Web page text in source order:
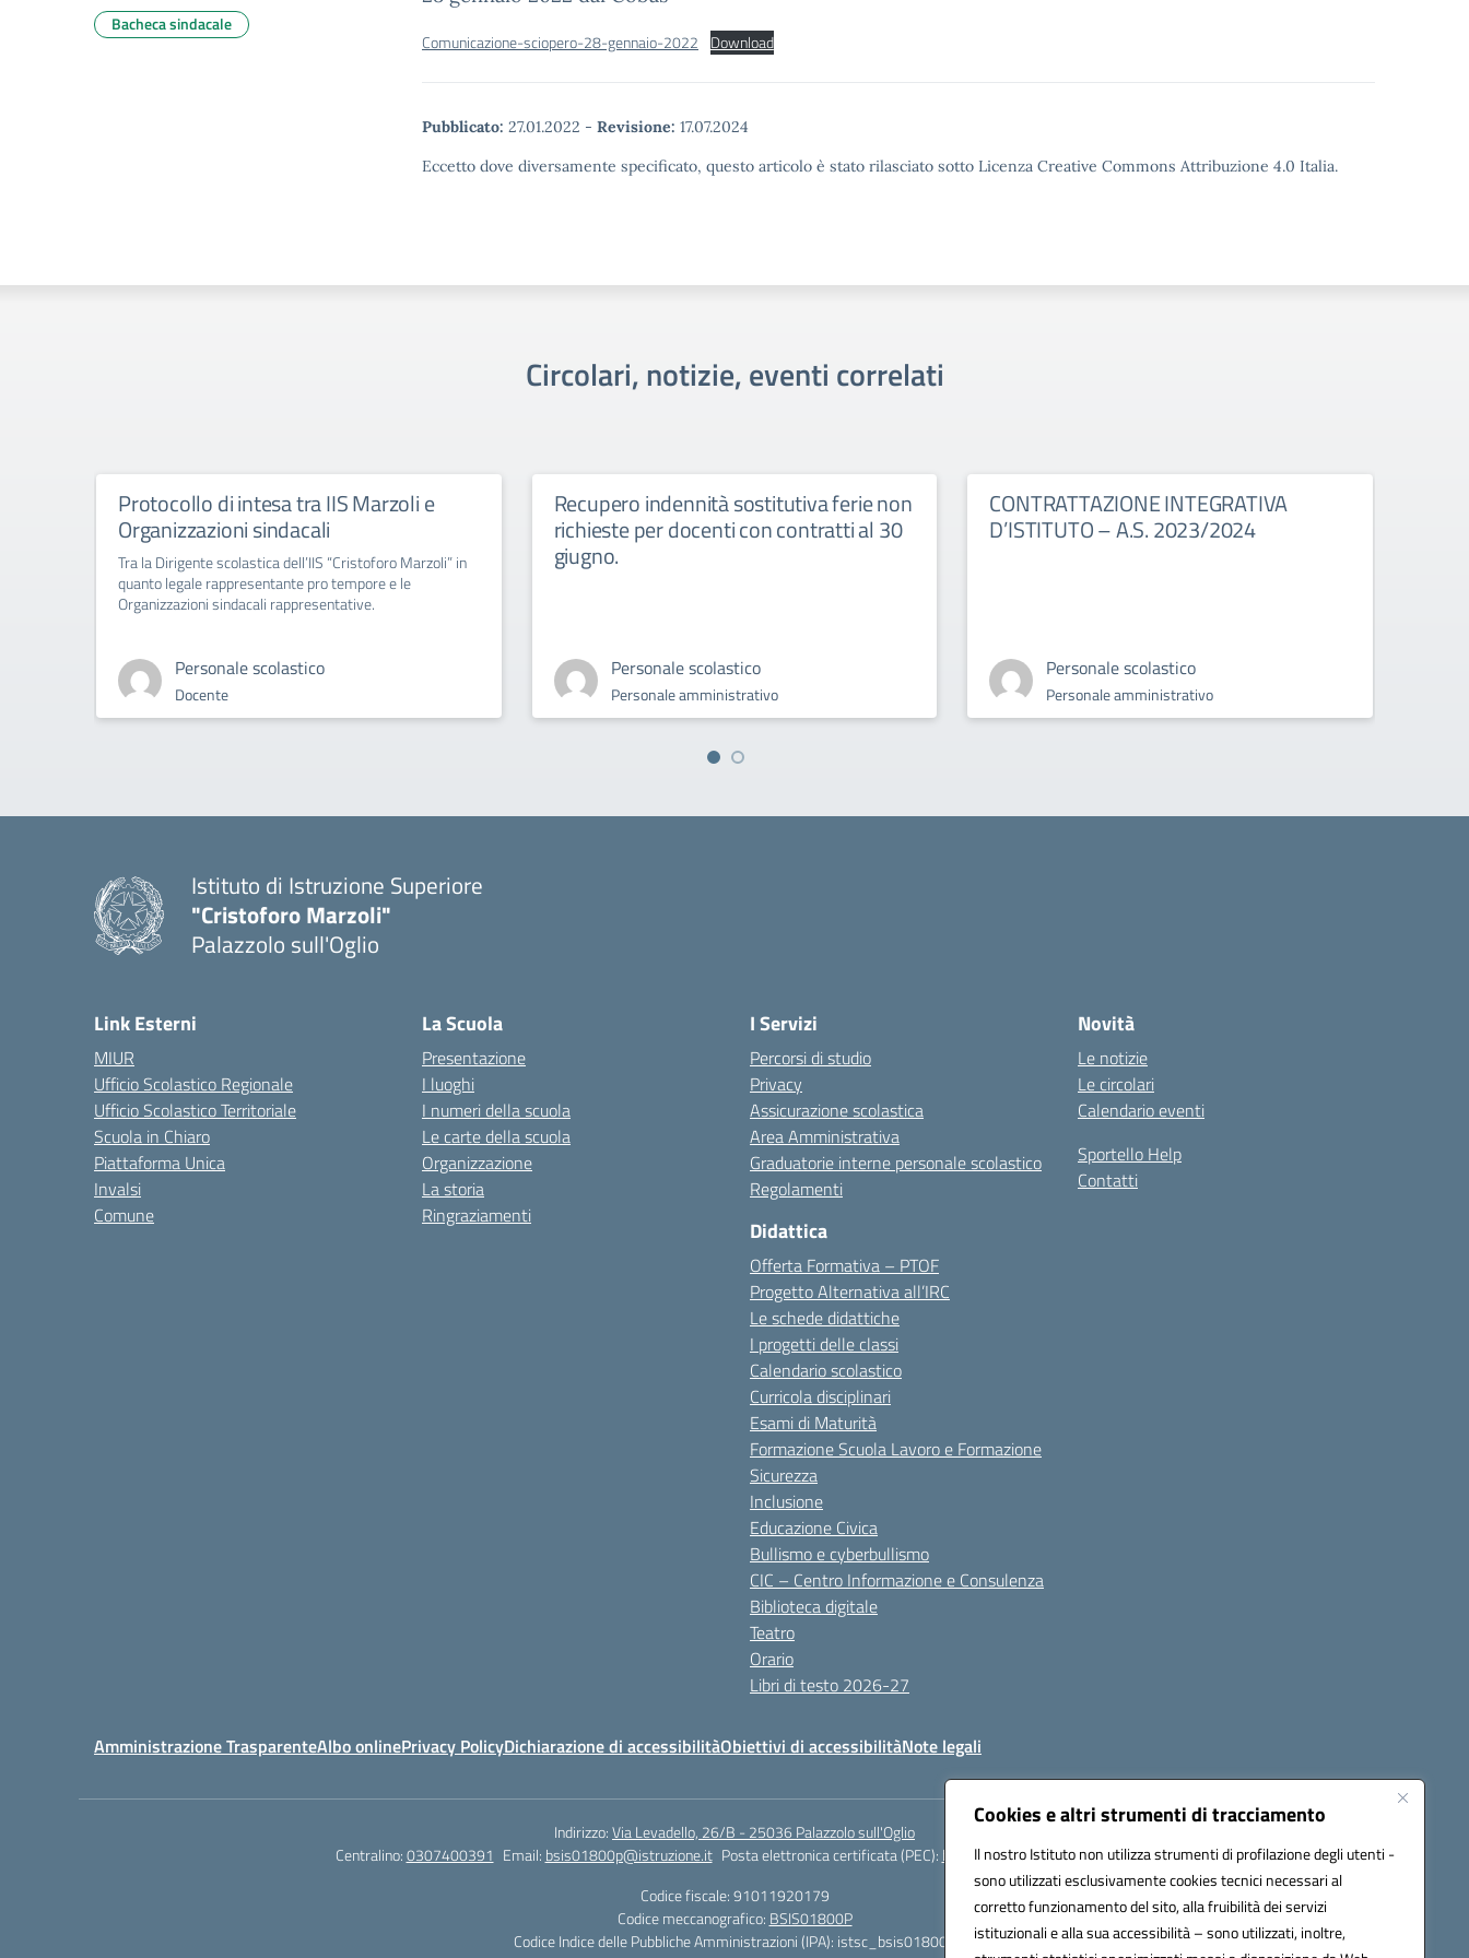
Cookies e altri strumenti di tracciamento
Il nostro Istituto non utilizza strumenti di profilazione degli utenti -
sono utilizzati esclusivamente cookies tecnici necessari al
corretto funzionamento del sito, alla fruibilità dei servizi
istituzionali e alla sua accessibilità – sono utilizzati, inoltre,
Comunicazione-sciopero-28-gennaio-2022 Download
Pubblicato: 27.01.2022 - Revisione: 17.07.2024
Eccetto dove diversamente specificato, questo articolo è stato rilasciato sotto Licenza Creative Commons Attribuzione 4.0 Italia.
Bacheca sindacale
Circolari, notizie, eventi correlati
Protocollo di intesa tra IIS Marzoli e
Organizzazioni sindacali
Tra la Dirigente scolastica dell’IIS “Cristoforo Marzoli” in
quanto legale rappresentante pro tempore e le
Organizzazioni sindacali rappresentative.
Personale scolastico
Docente
Recupero indennità sostitutiva ferie non
richieste per docenti con contratti al 30
giugno.
Personale scolastico
Personale amministrativo
CONTRATTAZIONE INTEGRATIVA
D’ISTITUTO – A.S. 2023/2024
Personale scolastico
Personale amministrativo
Istituto di Istruzione Superiore
"Cristoforo Marzoli"
Palazzolo sull'Oglio
Link Esterni
MIUR
Ufficio Scolastico Regionale
Ufficio Scolastico Territoriale
Scuola in Chiaro
Piattaforma Unica
Invalsi
Comune
La Scuola
Presentazione
I luoghi
I numeri della scuola
Le carte della scuola
Organizzazione
La storia
Ringraziamenti
I Servizi
Percorsi di studio
Privacy
Assicurazione scolastica
Area Amministrativa
Graduatorie interne personale scolastico
Regolamenti
Didattica
Offerta Formativa – PTOF
Progetto Alternativa all’IRC
Le schede didattiche
I progetti delle classi
Calendario scolastico
Curricola disciplinari
Esami di Maturità
Formazione Scuola Lavoro e Formazione
Sicurezza
Inclusione
Educazione Civica
Bullismo e cyberbullismo
CIC – Centro Informazione e Consulenza
Biblioteca digitale
Teatro
Orario
Libri di testo 2026-27
Novità
Le notizie
Le circolari
Calendario eventi
Sportello Help
Contatti
Amministrazione TrasparenteAlbo onlinePrivacy PolicyDichiarazione di accessibilitàObiettivi di accessibilitàNote legali
Indirizzo:Via Levadello, 26/B - 25036 Palazzolo sull'Oglio
Centralino:0307400391 Email: bsis01800p@istruzione.it Posta elettronica certificata (PEC): bsis01800p@pec.istruzione.it
Codice fiscale: 91011920179
Codice meccanografico: BSIS01800P
Codice Indice delle Pubbliche Amministrazioni (IPA): istsc_bsis01800p